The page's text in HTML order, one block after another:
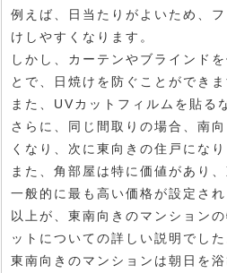
例えば、日当たりがよいため、
けしやすくなります。
しかし、カーテンやブラインド
とで、日焼けを防ぐことができま
また、UVカットフィルムを貼る
さらに、同じ間取りの場合、南
くなり、次に東向きの住戸になり
また、角部屋は特に価値があり
一般的に最も高い価格が設定され
以上が、東南向きのマンション
ットについての詳しい説明でした
東南向きのマンションは朝日を